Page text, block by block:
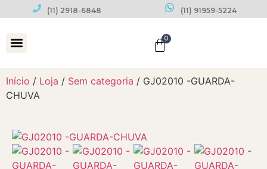
(11) 2918-6848 (11) 91959-5224
0
Início / Loja / Sem categoria / GJ02010 -GUARDA-
CHUVA